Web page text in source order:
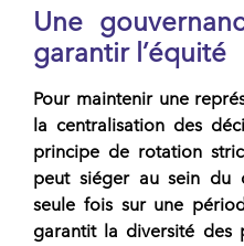
Une
garantir l’équité
Pour maintenir une
la centralisation des
principe de rotation
peut siéger au sein du
seule fois sur une
garantit la diversité des